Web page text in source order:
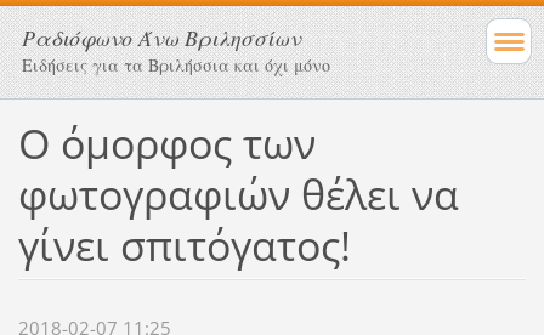
Ραδιόφωνο Άνω Βριλησσίων
Ειδήσεις για τα Βριλήσσια και όχι μόνο
Ο όμορφος των
φωτογραφιών θέλει να
γίνει σπιτόγατος!
2018-02-07 11:25